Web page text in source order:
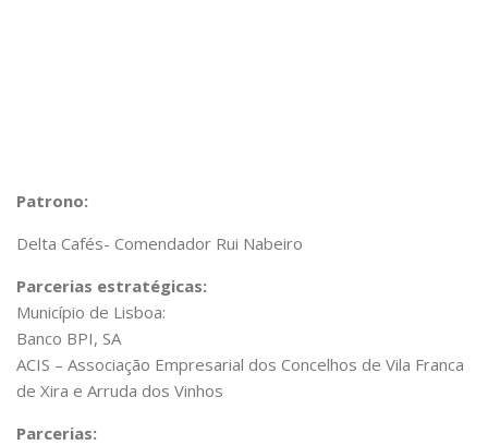
Patrono:
Delta Cafés- Comendador Rui Nabeiro
Parcerias estratégicas:
Município de Lisboa:
Banco BPI, SA
ACIS – Associação Empresarial dos Concelhos de Vila Franca
de Xira e Arruda dos Vinhos
Parcerias: